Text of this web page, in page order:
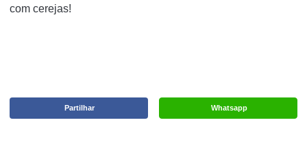
com cerejas!
Whatsapp
Partilhar